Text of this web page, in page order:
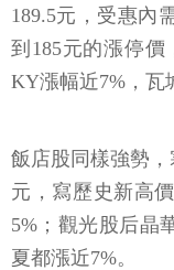
189.5元，受惠內
到185元的漲停
KY漲幅近7%，瓦
飯店股同樣強勢
元，寫歷史新高
5%；觀光股后晶
夏都漲近7%。